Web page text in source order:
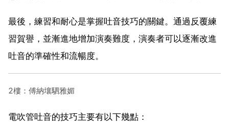
最後，練習和耐心是掌握吐音技巧的關鍵。通過反覆練
習賀譽，並漸進地增加演奏難度，演奏者可以逐漸改進
吐音的準確性和流暢度。
2樓：傅納壤駟雅媚
電吹管吐音的技巧主要有以下幾點：